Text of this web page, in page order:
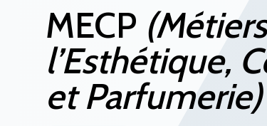
MECP
l’Esthétique,
et Parfumerie)